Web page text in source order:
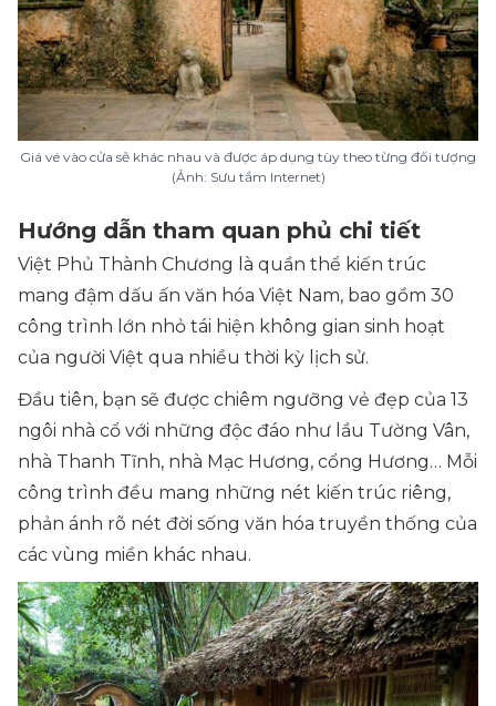
Giá vé vào cửa sẽ khác nhau và được áp dụng tùy theo từng đối tượng
(Ảnh: Sưu tầm Internet)
Hướng dẫn tham quan phủ chi tiết
Việt Phủ Thành Chương là quần thể kiến trúc
mang đậm dấu ấn văn hóa Việt Nam, bao gồm 30
công trình lớn nhỏ tái hiện không gian sinh hoạt
của người Việt qua nhiều thời kỳ lịch sử.
Đầu tiên, bạn sẽ được chiêm ngưỡng vẻ đẹp của 13
ngôi nhà cổ với những độc đáo như lầu Tường Vân,
nhà Thanh Tĩnh, nhà Mạc Hương, cổng Hương… Mỗi
công trình đều mang những nét kiến trúc riêng,
phản ánh rõ nét đời sống văn hóa truyền thống của
các vùng miền khác nhau.